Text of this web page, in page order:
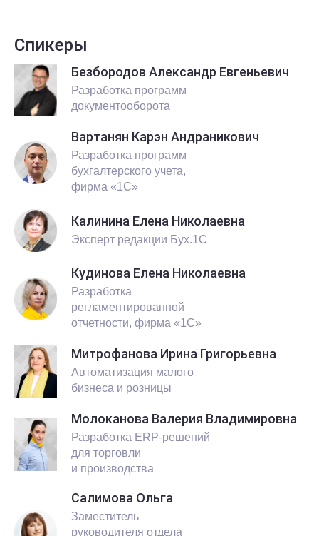
Спикеры
Безбородов Александр Евгеньевич
Разработка программ
документооборота
Вартанян Карэн Андраникович
Разработка программ
бухгалтерского учета,
фирма «1С»
Калинина Елена Николаевна
Эксперт редакции Бух.1С
Кудинова Елена Николаевна
Разработка
регламентированной
отчетности, фирма «1С»
Митрофанова Ирина Григорьевна
Автоматизация малого
бизнеса и розницы
Молоканова Валерия Владимировна
Разработка ERP-решений
для торговли
и производства
Салимова Ольга
Заместитель
руководителя отдела